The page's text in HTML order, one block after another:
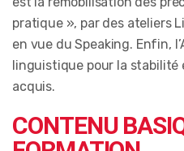
pratique », par des ateliers
en vue du Speaking. Enfin,
linguistique pour la stabilité
acquis.
CONTENU